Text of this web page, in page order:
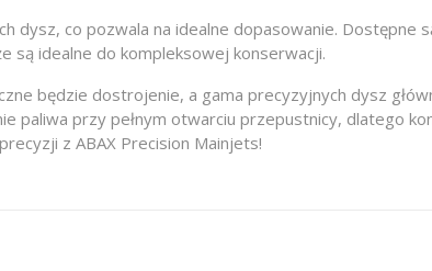
dysz, co pozwala na idealne dopasowanie. Dostępne
są idealne do kompleksowej konserwacji.
będzie dostrojenie, a gama precyzyjnych dysz
paliwa przy pełnym otwarciu przepustnicy, dlatego
z ABAX Precision Mainjets!